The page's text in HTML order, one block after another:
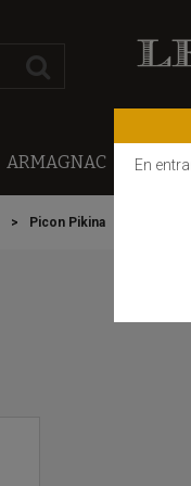
ARMAGNAC
Picon Pikina
En